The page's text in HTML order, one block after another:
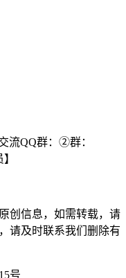
流QQ群：②群：
创信息，如需转载，请
请及时联系我们删除有
号